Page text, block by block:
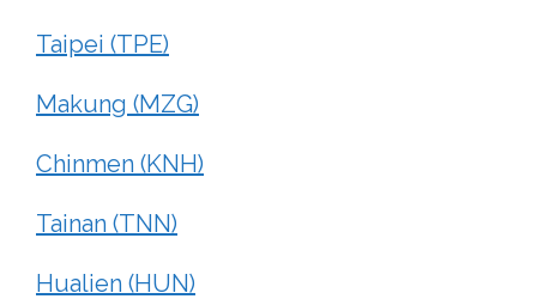
Taipei (TPE)
Makung (MZG)
Chinmen (KNH)
Tainan (TNN)
Hualien (HUN)